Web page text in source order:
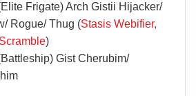
Frigate) Arch Gistii Hijacker/
Rogue/ Thug (Stasis Webifier,
)
Gist Cherubim/